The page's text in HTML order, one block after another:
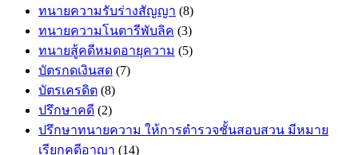
ทนายความรับร่างสัญญา (8)
ทนายความโนตารีพับลิค (3)
ทนายสู้คดีหมดอายุความ (5)
บัตรกดเงินสด (7)
บัตรเครดิต (8)
ปรึกษาคดี (2)
ปรึกษาทนายความ ให้การตำรวจชั้นสอบสวน มีหมาย
เรียกคดีอาญา (14)